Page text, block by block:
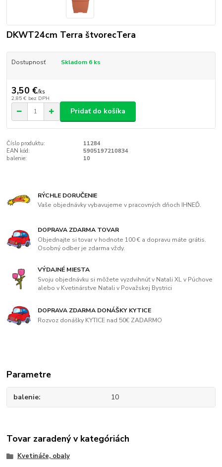
DKWT24cm Terra štvorecTera
Dostupnosť Skladom 6 ks
3,50 €/ks
2,85 € bez DPH
Pridať do košíka
Číslo produktu:
11284
EAN kód:
5905197210834
balenie:
10
RÝCHLE DORUČENIE
Vaše objednávky vybavujeme v pracovných dňoch IHNEĎ.
DOPRAVA ZDARMA TOVAR
Objednajte si tovar v hodnote 100 € a dopravu máte grátis.
Osobný odber je zdarma vždy.
VÝDAJNÉ MIESTA
Svoju objednávku si môžete vyzdvihnúť v Natali XL v Púchove
alebo v Kvetinárstve Natali v Považskej Bystrici
DOPRAVA ZDARMA DONÁŠKY KYTICE
Rozvoz donášky KYTICE nad 50€ ZADARMO
Parametre
balenie 10
Tovar zaradený v kategóriách
Kvetináče, obaly